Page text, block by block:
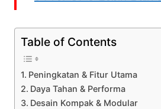
Table of Contents
Peningkatan & Fitur Utama
Daya Tahan & Performa
Desain Kompak & Modular